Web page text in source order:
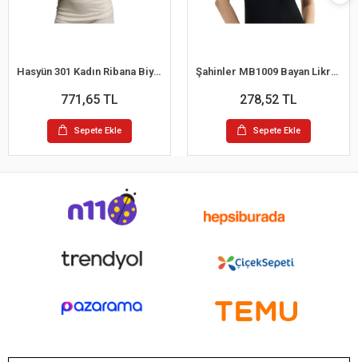
Hasyün 301 Kadın Ribana Biyeli Yün İp Askılı Atlet
771,65 TL
Sepete Ekle
Şahinler MB1009 Bayan Likralı Balıkcı Yaka Atlet
278,52 TL
Sepete Ekle